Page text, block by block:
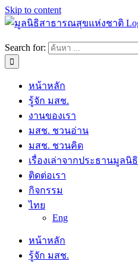
Skip to content
Search for:
หน้าหลัก
รู้จัก มสช.
งานของเรา
มสช. ชวนอ่าน
มสช. ชวนคิด
เรื่องเล่าจากประธานมูลนิธิ
ติดต่อเรา
กิจกรรม
ไทย
Eng
หน้าหลัก
รู้จัก มสช.